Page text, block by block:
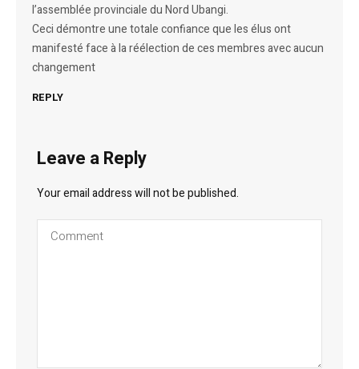
l’assemblée provinciale du Nord Ubangi.
Ceci démontre une totale confiance que les élus ont
manifesté face à la réélection de ces membres avec aucun
changement
REPLY
Leave a Reply
Your email address will not be published.